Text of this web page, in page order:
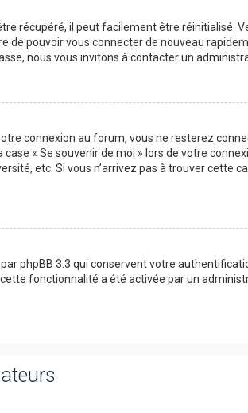
récupéré, il peut facilement être réinitialisé.
de pouvoir vous connecter de nouveau
nous vous invitons à contacter un
connexion au forum, vous ne resterez
« Se souvenir de moi » lors de votre
etc. Si vous n’arrivez pas à trouver cette
phpBB 3.3 qui conservent votre
fonctionnalité a été activée par un